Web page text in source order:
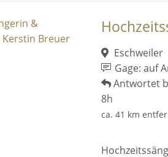
Eschweiler
Gage: auf
Antwortet
8h
ca. 41 km